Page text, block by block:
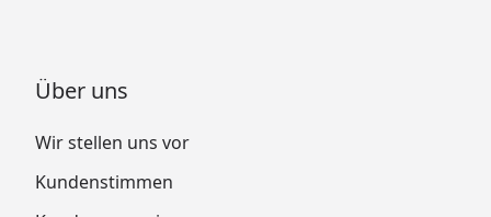
Über uns
Wir stellen uns vor
Kundenstimmen